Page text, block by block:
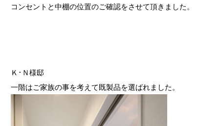
コンセントと中棚の位置のご確認をさせて頂きました。
Ｋ･Ｎ様邸
一階はご家族の事を考えて既製品を選ばれました。